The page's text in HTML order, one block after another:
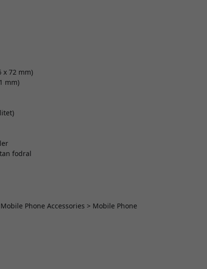
x 72 mm)
mm)
fodral
Phone Accessories > Mobile Phone